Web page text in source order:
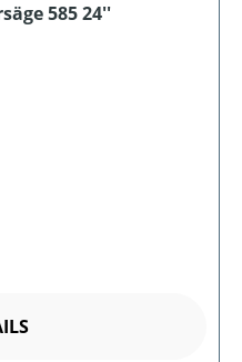
585 24''